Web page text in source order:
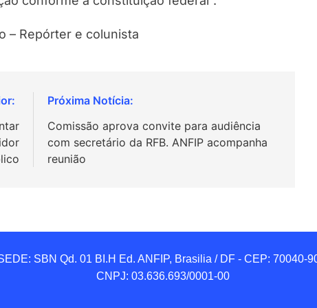
– Repórter e colunista
Comissão aprova convite para audiência
com secretário da RFB. ANFIP acompanha
reunião
SBN Qd. 01 BI.H Ed. ANFIP, Brasilia / DF - CEP: 70040-
CNPJ: 03.636.693/0001-00